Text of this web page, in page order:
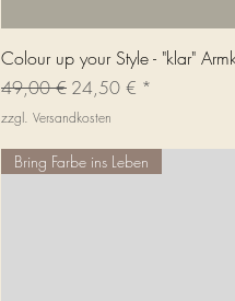
Colour up your Style - "klar"
Standardpreis
49,00 € Sale-Preis
24,50 €
zzgl. Versandkosten
Bring Farbe ins Leben